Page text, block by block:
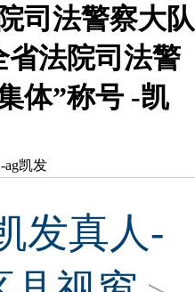
司法警察大队
省法院司法警
体”称号 -凯
ag凯发
发真人-